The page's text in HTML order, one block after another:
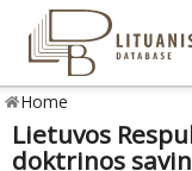
Home
Lietuvos
doktrinos